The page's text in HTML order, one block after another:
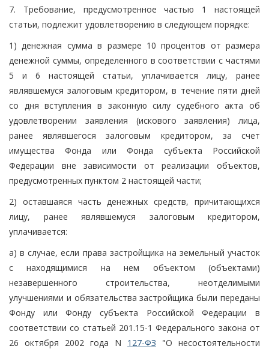
7. Требование, предусмотренное частью 1 настоящей
статьи, подлежит удовлетворению в следующем порядке:
1) денежная сумма в размере 10 процентов от размера
денежной суммы, определенного в соответствии с частями
5 и 6 настоящей статьи, уплачивается лицу, ранее
являвшемуся залоговым кредитором, в течение пяти дней
со дня вступления в законную силу судебного акта об
удовлетворении заявления (искового заявления) лица,
ранее являвшегося залоговым кредитором, за счет
имущества Фонда или Фонда субъекта Российской
Федерации вне зависимости от реализации объектов,
предусмотренных пунктом 2 настоящей части;
2) оставшаяся часть денежных средств, причитающихся
лицу, ранее являвшемуся залоговым кредитором,
уплачивается:
а) в случае, если права застройщика на земельный участок
с находящимися на нем объектом (объектами)
незавершенного строительства, неотделимыми
улучшениями и обязательства застройщика были переданы
Фонду или Фонду субъекта Российской Федерации в
соответствии со статьей 201.15-1 Федерального закона от
26 октября 2002 года N 127-ФЗ "О несостоятельности